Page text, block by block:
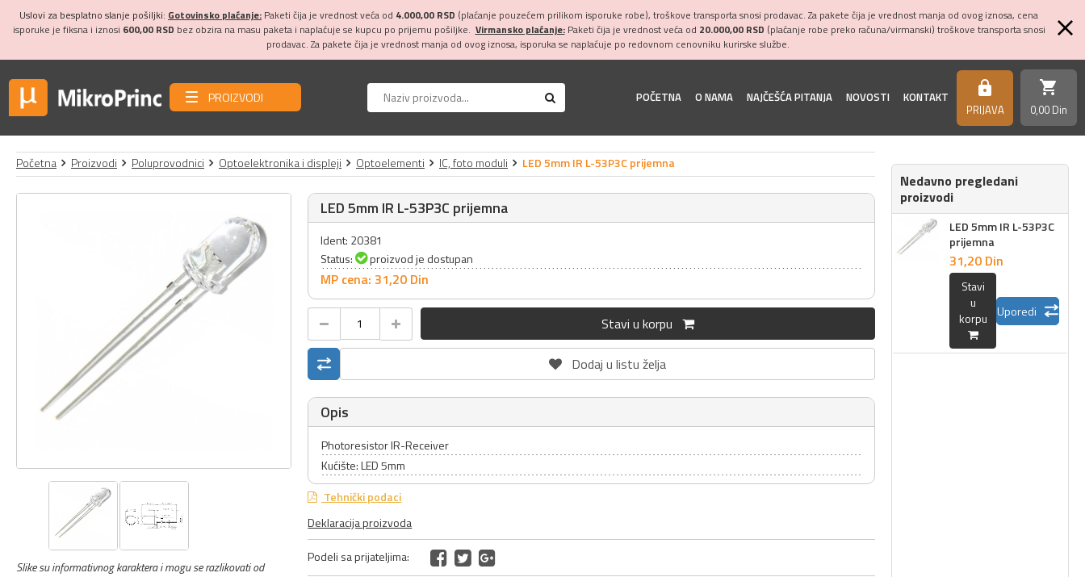
Uslovi za besplatno slanje pošiljki: Gotovinsko plaćanje: Paketi čija je vrednost veća od 4.000,00 RSD (plaćanje pouzećem prilikom isporuke robe), troškove transporta snosi prodavac. Za pakete čija je vrednost manja od ovog iznosa, cena
isporuke je fiksna i iznosi 600,00 RSD bez obzira na masu paketa i naplaćuje se kupcu po prijemu pošiljke. Virmansko plaćanje:Paketi čija je vrednost veća od 20.000,00 RSD (plaćanje robe preko računa/virmanski) troškove transporta snosi
prodavac. Za pakete čija je vrednost manja od ovog iznosa, isporuka se naplaćuje po redovnom cenovniku kurirske službe.
PROIZVODI POČETNA O NAMA NAJČEŠĆA PITANJA NOVOSTI KONTAKT https
PRIJAVA
shopping_cart
0,00 Din
Početna Proizvodi Poluprovodnici Optoelektronika i displeji Optoelementi IC, foto moduli LED 5mm IR L-53P3C prijemna
Slike su informativnog karaktera i mogu se razlikovati od
LED 5mm IR L-53P3C prijemna
Ident: 20381
Status:
proizvod je dostupan
MP cena: 31,20 Din
Stavi u korpu
Dodaj u listu želja
Opis
Photoresistor IR-Receiver
Kućište: LED 5mm
Tehnički podaci
Deklaracija proizvoda
Podeli sa prijateljima:
Nedavno pregledani
proizvodi
LED 5mm IR L-53P3C
prijemna
31,20 Din
Stavi
u
korpu
Uporedi